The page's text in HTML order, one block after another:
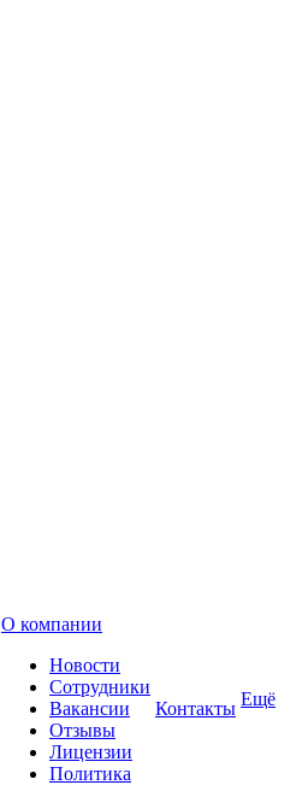
О компании
Новости
Сотрудники
Вакансии
Отзывы
Лицензии
Политика
Контакты Ещё